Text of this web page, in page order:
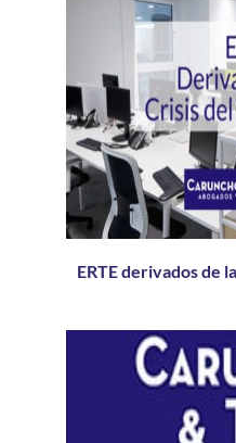
ERTE derivados de